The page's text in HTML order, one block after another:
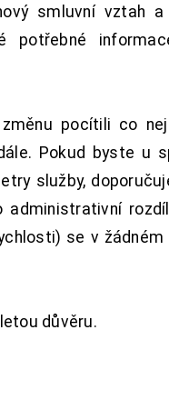
smluvní vztah
potřebné
pocítili co
Pokud byste u
služby,
se v
důvěru.